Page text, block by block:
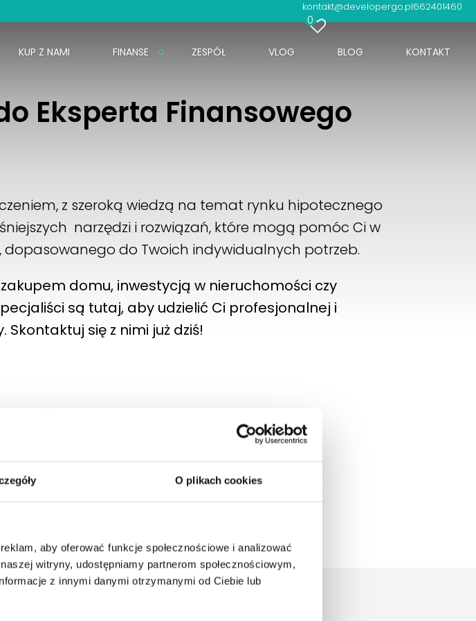
O plikach cookies
aby oferować funkcje społecznościowe i analizować
witryny, udostępniamy partnerom społecznościowym,
z innymi danymi otrzymanymi od Ciebie lub
kontakt@developergo.pl662401460
0
KUP Z NAMI FINANSE ZESPÓŁ VLOG BLOG KONTAKT
Eksperta Finansowego
z szeroką wiedzą na temat rynku hipotecznego
narzędzi i rozwiązań, które mogą pomóc Ci w
do Twoich indywidualnych potrzeb.
domu, inwestycją w nieruchomości czy
są tutaj, aby udzielić Ci profesjonalnej i
się z nimi już dziś!